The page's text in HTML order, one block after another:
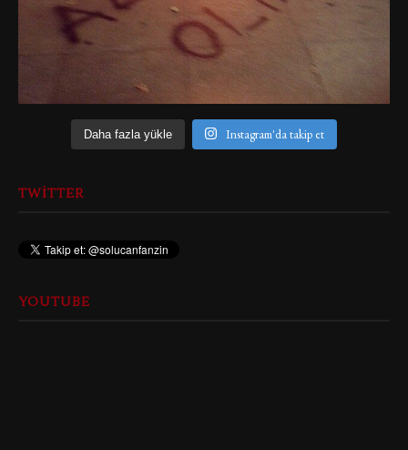
Daha fazla yükle Instagram'da takip et
TWITTER
YOUTUBE